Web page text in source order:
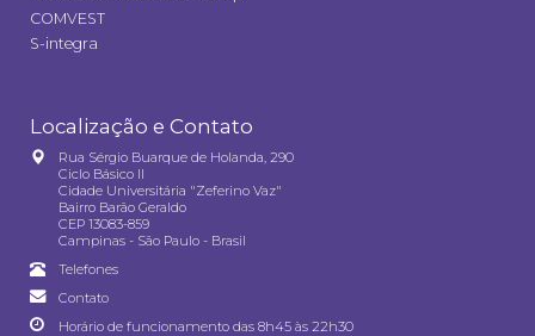
COMVEST
S-integra
Localização e Contato
Rua Sérgio Buarque de Holanda, 290
Ciclo Básico II
Cidade Universitária "Zeferino Vaz"
Bairro Barão Geraldo
CEP 13083-859
Campinas - São Paulo - Brasil
Telefones
Contato
Horário de funcionamento das 8h45 às 22h30